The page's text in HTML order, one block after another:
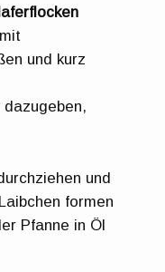
und kurz
dazugeben,
und
formen
Pfanne in Öl